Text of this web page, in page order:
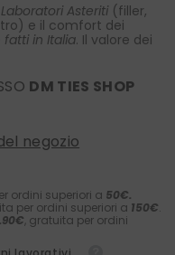
Laboratori Asteriti (filler,
e il comfort dei
fatti in Italia. Il valore dei
DM TIES SHOP
negozio
ordini superiori a 50€.
per ordini superiori a 150€.
, gratuita per ordini